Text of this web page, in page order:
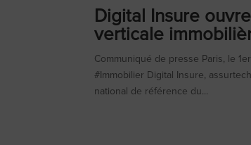
Digital Insure
verticale
Communiqué de presse Paris, le
#Immobilier Digital Insure,
national de référence du...